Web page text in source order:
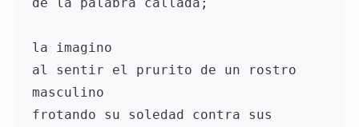
de la palabra callada;
la imagino
al sentir el prurito de un rostro
masculino
frotando su soledad contra sus